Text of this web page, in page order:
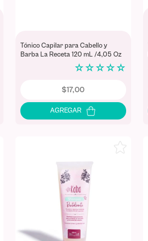
Tónico Capilar para Cabello y
Barba La Receta 120 mL /4,05 Oz
☆ ☆ ☆ ☆ ☆
$17,00